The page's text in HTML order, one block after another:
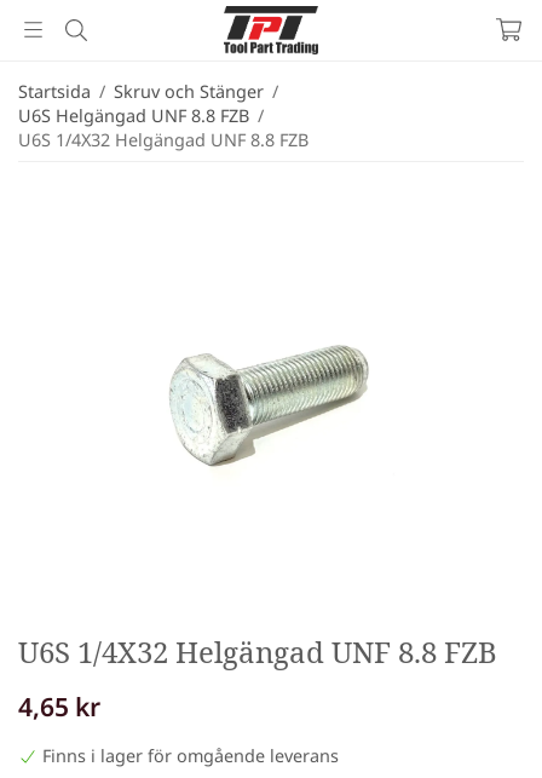
Startsida / Skruv och Stänger /
U6S Helgängad UNF 8.8 FZB /
U6S 1/4X32 Helgängad UNF 8.8 FZB
U6S 1/4X32 Helgängad UNF 8.8 FZB
4,65 kr
Finns i lager för omgående leverans